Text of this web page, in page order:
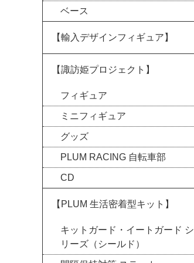
ベース
【輸入デザインフィギュア】
【諏訪姫プロジェクト】
フィギュア
ミニフィギュア
グッズ
PLUM RACING 自転車部
CD
【PLUM 生活密着型キット】
キットガード・イートガード シ
リーズ（シールド）